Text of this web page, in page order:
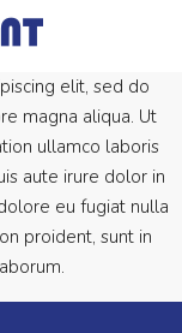
elit, sed do
magna aliqua. Ut
ullamco laboris
aute irure dolor in
eu fugiat nulla
proident, sunt in